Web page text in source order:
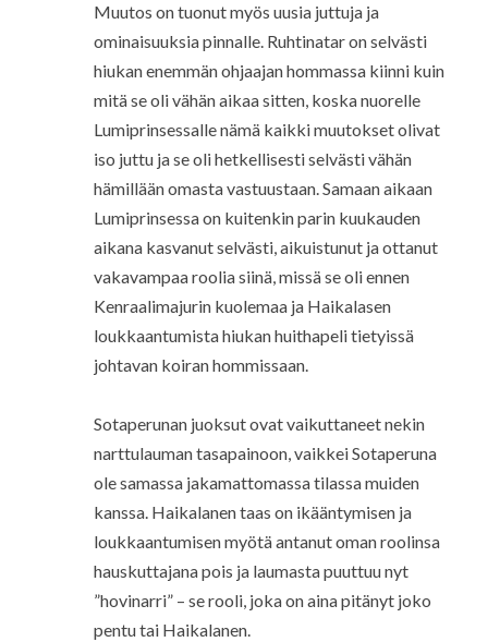
Muutos on tuonut myös uusia juttuja ja
ominaisuuksia pinnalle. Ruhtinatar on selvästi
hiukan enemmän ohjaajan hommassa kiinni kuin
mitä se oli vähän aikaa sitten, koska nuorelle
Lumiprinsessalle nämä kaikki muutokset olivat
iso juttu ja se oli hetkellisesti selvästi vähän
hämillään omasta vastuustaan. Samaan aikaan
Lumiprinsessa on kuitenkin parin kuukauden
aikana kasvanut selvästi, aikuistunut ja ottanut
vakavampaa roolia siinä, missä se oli ennen
Kenraalimajurin kuolemaa ja Haikalasen
loukkaantumista hiukan huithapeli tietyissä
johtavan koiran hommissaan.
Sotaperunan juoksut ovat vaikuttaneet nekin
narttulauman tasapainoon, vaikkei Sotaperuna
ole samassa jakamattomassa tilassa muiden
kanssa. Haikalanen taas on ikääntymisen ja
loukkaantumisen myötä antanut oman roolinsa
hauskuttajana pois ja laumasta puuttuu nyt
”hovinarri” – se rooli, joka on aina pitänyt joko
pentu tai Haikalanen.